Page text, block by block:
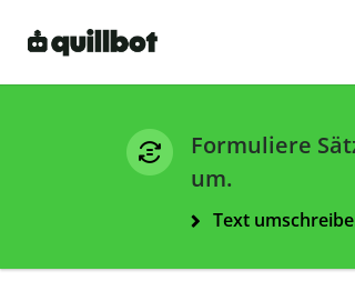
Formuliere
um.
Text